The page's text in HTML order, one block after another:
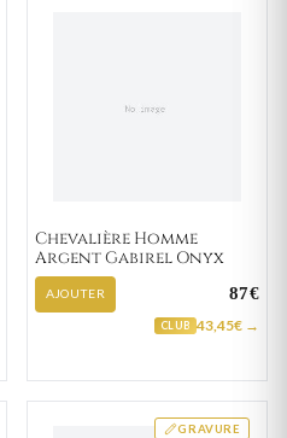
Chevalière Homme
Argent Gabirel Onyx
AJOUTER 87€
CLUB 43,45€ →
GRAVURE